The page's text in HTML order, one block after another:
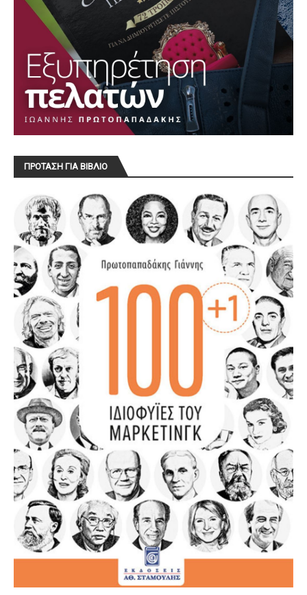
ΠΡΟΤΑΣΗ ΓΙΑ ΒΙΒΛΙΟ